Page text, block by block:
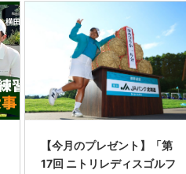
【今月のプレゼント】「第
17回 ニトリレディスゴルフ